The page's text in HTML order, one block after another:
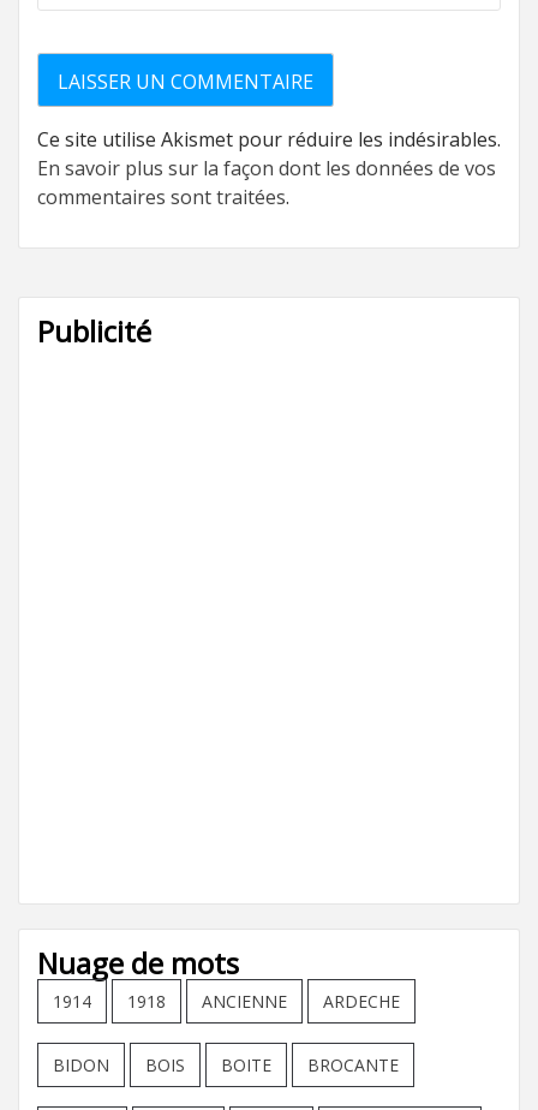
Ce site utilise Akismet pour réduire les indésirables.
En savoir plus sur la façon dont les données de vos
commentaires sont traitées.
Publicité
Nuage de mots
1914 1918 ANCIENNE ARDECHE
BIDON BOIS BOITE BROCANTE